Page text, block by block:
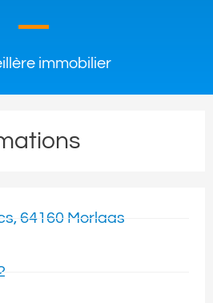
immobilier
64160 Morlaas